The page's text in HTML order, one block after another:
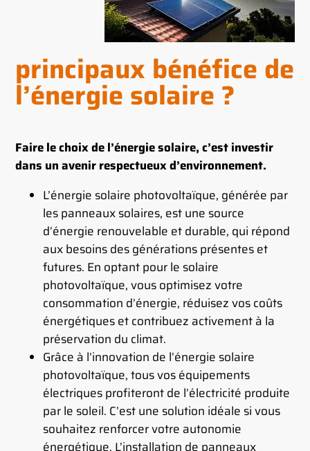
principaux bénéfice de
l’énergie solaire ?
Faire le choix de l’énergie solaire, c’est investir
dans un avenir respectueux d’environnement.
L’énergie solaire photovoltaïque, générée par
les panneaux solaires, est une source
d’énergie renouvelable et durable, qui répond
aux besoins des générations présentes et
futures. En optant pour le solaire
photovoltaïque, vous optimisez votre
consommation d’énergie, réduisez vos coûts
énergétiques et contribuez activement à la
préservation du climat.
Grâce à l’innovation de l’énergie solaire
photovoltaïque, tous vos équipements
électriques profiteront de l’électricité produite
par le soleil. C’est une solution idéale si vous
souhaitez renforcer votre autonomie
énergétique. L’installation de panneaux